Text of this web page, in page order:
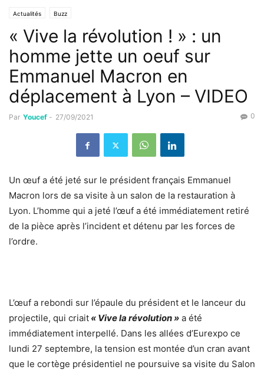
Actualités Buzz
« Vive la révolution ! » : un
homme jette un oeuf sur
Emmanuel Macron en
déplacement à Lyon – VIDEO
Par Youcef - 27/09/2021 0
Un œuf a été jeté sur le président français Emmanuel
Macron lors de sa visite à un salon de la restauration à
Lyon. L’homme qui a jeté l’œuf a été immédiatement retiré
de la pièce après l’incident et détenu par les forces de
l’ordre.
L’œuf a rebondi sur l’épaule du président et le lanceur du
projectile, qui criait « Vive la révolution » a été
immédiatement interpellé. Dans les allées d’Eurexpo ce
lundi 27 septembre, la tension est montée d’un cran avant
que le cortège présidentiel ne poursuive sa visite du Salon